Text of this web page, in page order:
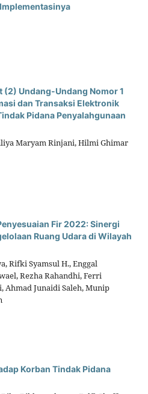
(2) Undang-Undang Nomor 1
dan Transaksi Elektronik
Pidana Penyalahgunaan
Maryam Rinjani, Hilmi Ghimar
Fir 2022: Sinergi
Ruang Udara di Wilayah
Rifki Syamsul H., Enggal
Rezha Rahandhi, Ferri
Ahmad Junaidi Saleh, Munip
Korban Tindak Pidana